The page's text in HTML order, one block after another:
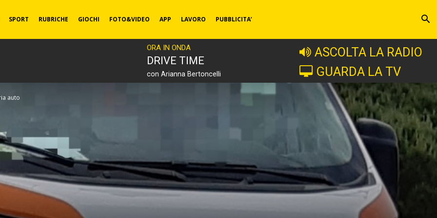
SPORT RUBRICHE GIOCHI FOTO&VIDEO APP LAVORO PUBBLICITA’
ORA IN ONDA
DRIVE TIME
con Arianna Bertoncelli
ASCOLTA LA RADIO
GUARDA LA TV
auto